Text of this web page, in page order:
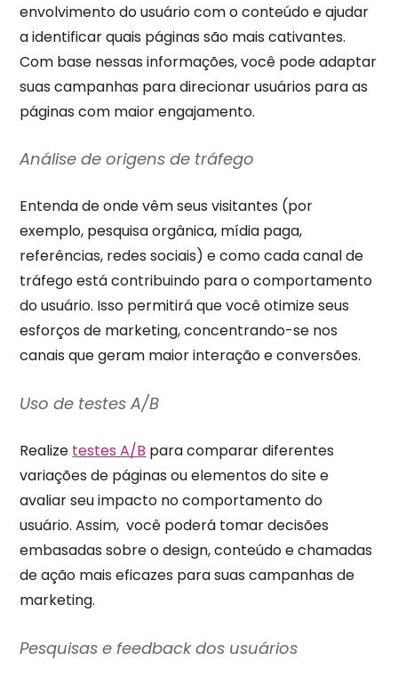
envolvimento do usuário com o conteúdo e ajudar
a identificar quais páginas são mais cativantes.
Com base nessas informações, você pode adaptar
suas campanhas para direcionar usuários para as
páginas com maior engajamento.
Análise de origens de tráfego
Entenda de onde vêm seus visitantes (por
exemplo, pesquisa orgânica, mídia paga,
referências, redes sociais) e como cada canal de
tráfego está contribuindo para o comportamento
do usuário. Isso permitirá que você otimize seus
esforços de marketing, concentrando-se nos
canais que geram maior interação e conversões.
Uso de testes A/B
Realize testes A/B para comparar diferentes
variações de páginas ou elementos do site e
avaliar seu impacto no comportamento do
usuário. Assim, você poderá tomar decisões
embasadas sobre o design, conteúdo e chamadas
de ação mais eficazes para suas campanhas de
marketing.
Pesquisas e feedback dos usuários